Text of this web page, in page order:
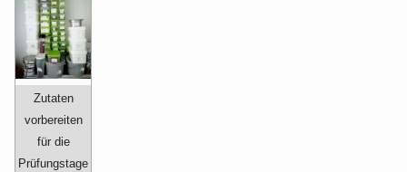
Zutaten
vorbereiten
für die
Prüfungstage